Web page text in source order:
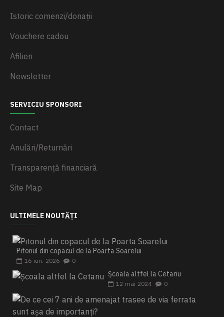
Istoric comenzi/donații
Vouchere cadou
Afilieri
Newsletter
SERVICIU SPONSORI
Contact
Anulări/Returnări
Transparență financiară
Site Map
ULTIMELE NOUTĂȚI
Pitonul din copacul de la Poarta Soarelui
16 iun. 2026 0
Școala altfel la Cetariu
12 mai 2024 0